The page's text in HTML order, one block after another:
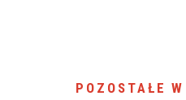
POZOSTAŁE